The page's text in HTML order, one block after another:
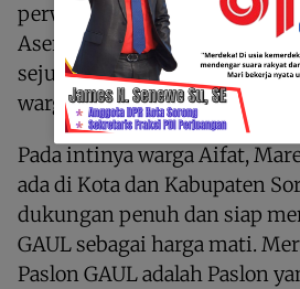
perwakilan tiga suku
Asem bersama ketua tim
sejumlah pengurus partai
warga yang hadir pada
Pada intinya warga Aifat,
ada di Kota dan Kabupaten
dukungan penuh dan siap
GAUL sebagai harga mati.
Paslon GAUL adalah Paslon